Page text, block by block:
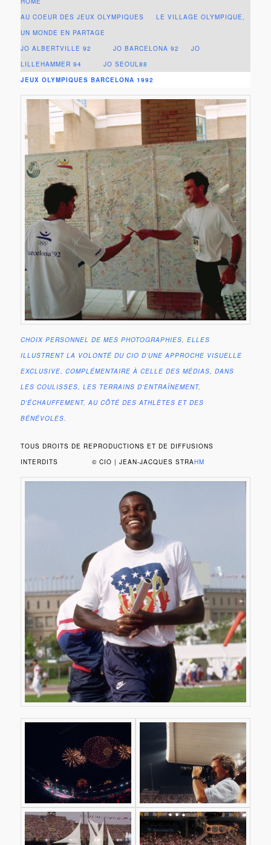
AU COEUR DES JEUX OLYMPIQUES LE VILLAGE OLYMPIQUE,
UN MONDE EN PARTAGE
JO ALBERTVILLE 92
JO BARCELONA 92
JO
LILLEHAMMER 94
JO SEOUL88
JEUX OLYMPIQUES BARCELONA 1992
CHOIX PERSONNEL DE MES PHOTOGRAPHIES, ELLES
ILLUSTRENT LA VOLONTÉ DU CIO D’UNE APPROCHE VISUELLE
EXCLUSIVE, COMPLÉMENTAIRE À CELLE DES MÉDIAS, DANS
LES COULISSES, LES TERRAINS D’ENTRAÎNEMENT,
D’ÉCHAUFFEMENT, AU CÔTÉ DES ATHLÈTES ET DES
BÉNÉVOLES.
TOUS DROITS DE REPRODUCTIONS ET DE DIFFUSIONS
INTERDITS © CIO | JEAN-JACQUES STRAHM